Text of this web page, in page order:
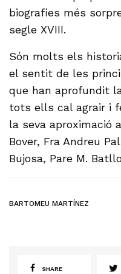
biografies més
segle XVIII.
Són molts els
el sentit de les
que han aprofundit
tots ells cal agrair i
la seva aproximació
Bover, Fra Andreu
Bujosa, Pare M.
BARTOMEU MARTÍNEZ
SHARE